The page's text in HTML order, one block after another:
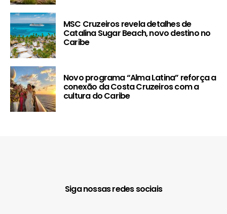
MSC Cruzeiros revela detalhes de
Catalina Sugar Beach, novo destino no
Caribe
Novo programa “Alma Latina” reforça a
conexão da Costa Cruzeiros com a
cultura do Caribe
Siga nossas redes sociais